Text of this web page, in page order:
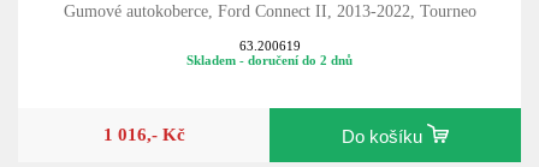
Gumové autokoberce, Ford Connect II, 2013-2022, Tourneo
63.200619
Skladem - doručení do 2 dnů
1 016,- Kč Do košíku